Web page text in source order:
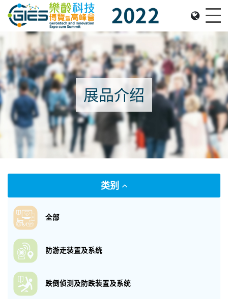
Date: Expo: 2-5 Nov 2022, Venue: Hall 1A-C, HKCEC
展品介绍
类别
全部
防游走装置及系统
跌倒侦测及防跌装置及系统